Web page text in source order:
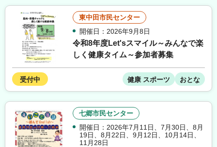
東中田市民センター
開催日：2026年9月8日
令和8年度Let'sスマイル～みんなで楽
しく健康タイム～参加者募集
受付中 健康 スポーツ おとな
七郷市民センター
開催日：2026年7月11日
7月30日
8月
19日
8月22日 9月12日 10月14日
11月28日